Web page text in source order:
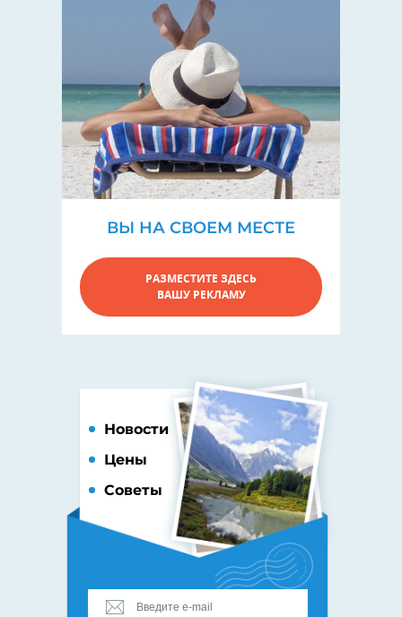
ВЫ НА СВОЕМ МЕСТЕ
РАЗМЕСТИТЕ ЗДЕСЬ
ВАШУ РЕКЛАМУ
Новости
Цены
Советы